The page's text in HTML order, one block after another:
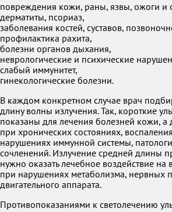
повреждения кожи, раны, язвы, ожоги и
дерматиты, псориаз,
заболевания костей, суставов,
профилактика рахита,
болезни органов дыхания,
неврологические и психические
слабый иммунитет,
гинекологические болезни.
В каждом конкретном случае врач
длину волны излучения. Так, короткие
показаны для лечения болезней кожи, а
при хронических состояниях,
нарушениях иммунной системы,
сочленений. Излучение средней длины
нужно оказать лечебное воздействие на
при нарушениях метаболизма, нервных
двигательного аппарата.
Противопоказаниями к светолечению